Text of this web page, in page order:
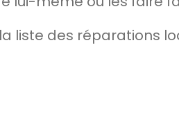
liste des réparations